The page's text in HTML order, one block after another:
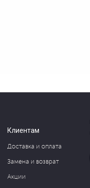
Клиентам
Доставка и оплата
Замена и возврат
Акции